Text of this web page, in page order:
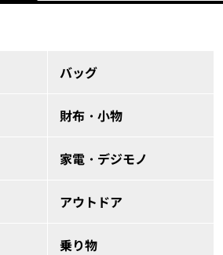
バッグ
財布・小物
家電・デジモノ
アウトドア
乗り物